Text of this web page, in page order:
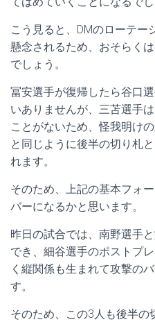
こう見ると、DMのローテー
懸念されるため、おそらく
でしょう。
冨安選手が復帰したら谷口
いありませんが、三苫選手
ことがないため、怪我明け
と同じように後半の切り札
れます。
そのため、上記の基本フォ
バーになるかと思います。
昨日の試合では、南野選手
でき、細谷選手のポストプ
く縦関係も生まれて攻撃の
す。
そのため、この3人も後半の